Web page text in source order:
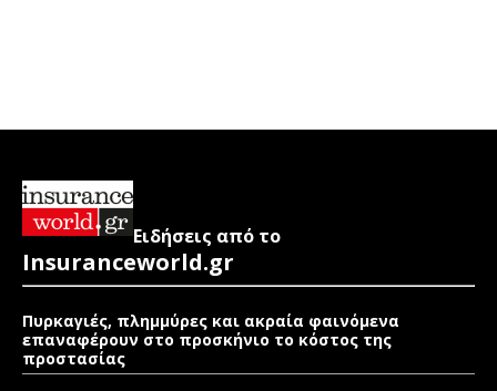
Ειδήσεις από το
Insuranceworld.gr
Πυρκαγιές, πλημμύρες και ακραία φαινόμενα
επαναφέρουν στο προσκήνιο το κόστος της
προστασίας